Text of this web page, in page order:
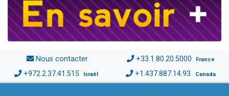
Nous contacter +33.1.80.20.5000 France
+972.2.37.41.515 Israël +1.437.887.14.93 Canada